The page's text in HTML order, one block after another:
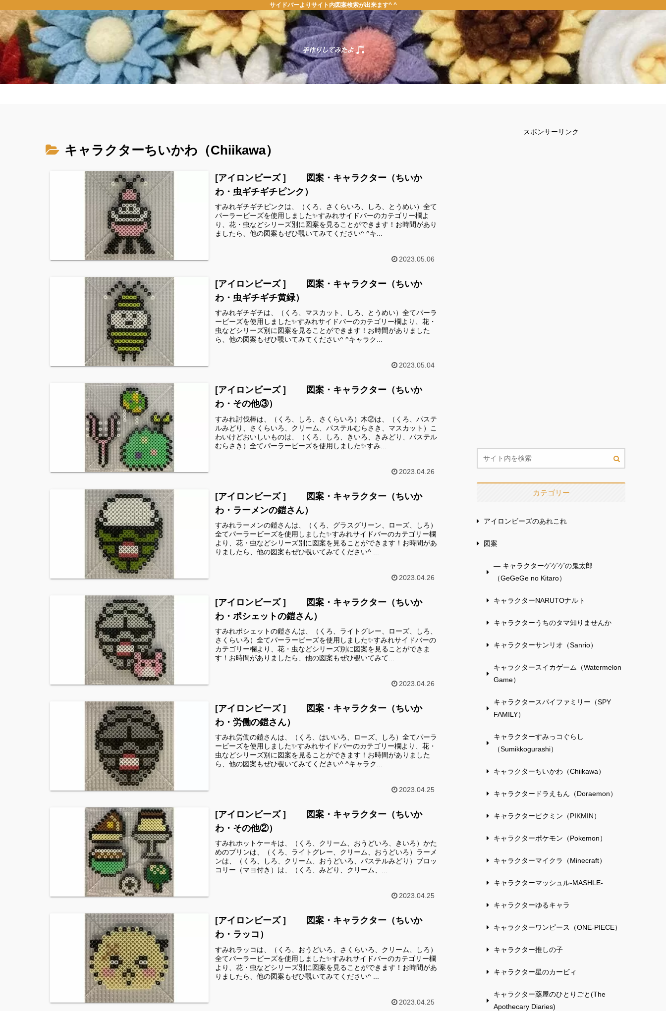
サイドバーよりサイト内図案検索が出来ます^ ^
キャラクターちいかわ（Chiikawa）
[アイロンビーズ ] 図案・キャラクター（ちいか
わ・虫ギチギチピンク）
すみれギチギチピンクは、（くろ、さくらいろ、しろ、とうめい）全て
パーラービーズを使用しました✨すみれサイドバーのカテゴリー欄よ
り、花・虫などシリーズ別に図案を見ることができます！お時間があり
ましたら、他の図案もぜひ覗いてみてください^ ^キ...
2023.05.06
[アイロンビーズ ] 図案・キャラクター（ちいか
わ・虫ギチギチ黄緑）
すみれギチギチは、（くろ、マスカット、しろ、とうめい）全てパーラ
ービーズを使用しました✨すみれサイドバーのカテゴリー欄より、花・
虫などシリーズ別に図案を見ることができます！お時間がありました
ら、他の図案もぜひ覗いてみてください^ ^キャラク...
2023.05.04
[アイロンビーズ ] 図案・キャラクター（ちいか
わ・その他③）
すみれ討伐棒は、（くろ、しろ、さくらいろ）木②は、（くろ、パステ
ルみどり、さくらいろ、クリーム、パステルむらさき、マスカット）こ
わいけどおいしいものは、（くろ、しろ、きいろ、きみどり、パステル
むらさき）全てパーラービーズを使用しました✨すみ...
2023.04.26
[アイロンビーズ ] 図案・キャラクター（ちいか
わ・ラーメンの鎧さん）
すみれラーメンの鎧さんは、（くろ、グラスグリーン、ローズ、しろ）
全てパーラービーズを使用しました✨すみれサイドバーのカテゴリー欄
より、花・虫などシリーズ別に図案を見ることができます！お時間があ
りましたら、他の図案もぜひ覗いてみてください^ ...
2023.04.26
[アイロンビーズ ] 図案・キャラクター（ちいか
わ・ポシェットの鎧さん）
すみれポシェットの鎧さんは、（くろ、ライトグレー、ローズ、しろ、
さくらいろ）全てパーラービーズを使用しました✨すみれサイドバーの
カテゴリー欄より、花・虫などシリーズ別に図案を見ることができま
す！お時間がありましたら、他の図案もぜひ覗いてみて...
2023.04.26
[アイロンビーズ ] 図案・キャラクター（ちいか
わ・労働の鎧さん）
すみれ労働の鎧さんは、（くろ、はいいろ、ローズ、しろ）全てパーラ
ービーズを使用しました✨すみれサイドバーのカテゴリー欄より、花・
虫などシリーズ別に図案を見ることができます！お時間がありました
ら、他の図案もぜひ覗いてみてください^ ^キャラク...
2023.04.25
[アイロンビーズ ] 図案・キャラクター（ちいか
わ・その他②）
すみれホットケーキは、（くろ、クリーム、おうどいろ、きいろ）かた
めのプリンは、（くろ、ライトグレー、クリーム、おうどいろ）ラーメ
ンは、（くろ、しろ、クリーム、おうどいろ、パステルみどり）ブロッ
コリー（マヨ付き）は、（くろ、みどり、クリーム、...
2023.04.25
[アイロンビーズ ] 図案・キャラクター（ちいか
わ・ラッコ）
すみれラッコは、（くろ、おうどいろ、さくらいろ、クリーム、しろ）
全てパーラービーズを使用しました✨すみれサイドバーのカテゴリー欄
より、花・虫などシリーズ別に図案を見ることができます！お時間があ
りましたら、他の図案もぜひ覗いてみてください^ ...
2023.04.25
スポンサーリンク
カテゴリー
アイロンビーズのあれこれ
図案
— キャラクターゲゲゲの鬼太郎
（GeGeGe no Kitaro）
キャラクターNARUTOナルト
キャラクターうちのタマ知りませんか
キャラクターサンリオ（Sanrio）
キャラクタースイカゲーム（Watermelon
Game）
キャラクタースパイファミリー（SPY
FAMILY）
キャラクターすみっコぐらし
（Sumikkogurashi）
キャラクターちいかわ（Chiikawa）
キャラクタードラえもん（Doraemon）
キャラクターピクミン（PIKMIN）
キャラクターポケモン（Pokemon）
キャラクターマイクラ（Minecraft）
キャラクターマッシュル-MASHLE-
キャラクターゆるキャラ
キャラクターワンピース（ONE-PIECE）
キャラクター推しの子
キャラクター星のカービィ
キャラクター薬屋のひとりごと(The
Apothecary Diaries)